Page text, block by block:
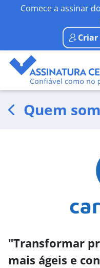
Comece a assinar
Quem
"Transformar
mais ágeis e